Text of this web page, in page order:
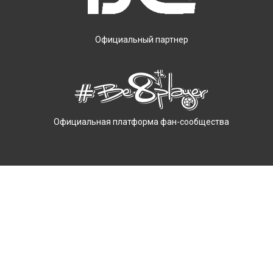
Официальный партнер
Официальная платформа фан-сообщества